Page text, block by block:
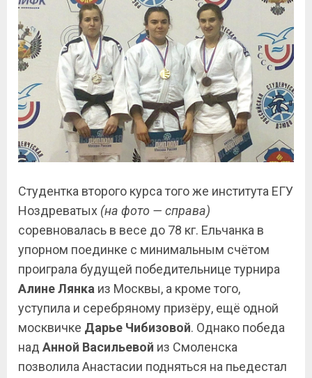
Студентка второго курса того же института ЕГУ
Ноздреватых (на фото — справа)
соревновалась в весе до 78 кг. Ельчанка в
упорном поединке с минимальным счётом
проиграла будущей победительнице турнира
Алине Лянка из Москвы, а кроме того,
уступила и серебряному призёру, ещё одной
москвичке Дарье Чибизовой. Однако победа
над Анной Васильевой из Смоленска
позволила Анастасии подняться на пьедестал